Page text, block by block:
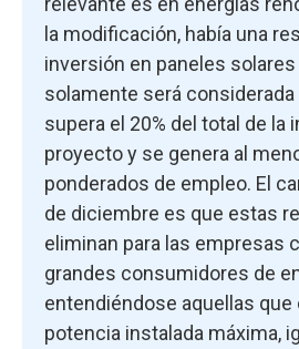
la modificación, había una
inversión en paneles
solamente será
supera el 20% del total de la
proyecto y se genera al
ponderados de empleo. El
de diciembre es que estas
eliminan para las empresas
grandes consumidores de
entendiéndose aquellas
potencia instalada máxima,